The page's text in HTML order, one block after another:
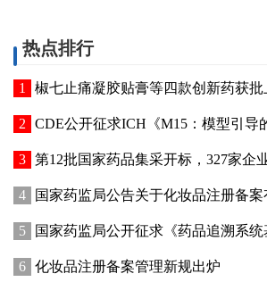
热点排行
椒七止痛凝胶贴膏等四款创新药获批
CDE公开征求ICH《M15：模型引导的药物研发》指导原则
第12批国家药品集采开标，327家企
国家药监局公告关于化妆品注册备案
国家药监局公开征求《药品追溯系统基本技术要求（
化妆品注册备案管理新规出炉